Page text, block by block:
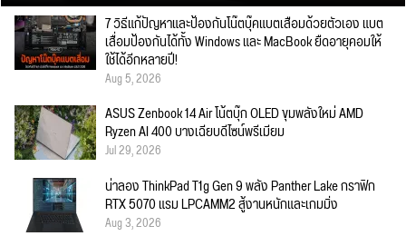
7 วิธีแก้ปัญหาและป้องกันโน๊ตบุ๊คแบตเสื่อมด้วยตัวเอง แบต
เสื่อมป้องกันได้ทั้ง Windows และ MacBook ยืดอายุคอมให้
ใช้ได้อีกหลายปี!
Aug 5, 2026
ASUS Zenbook 14 Air โน้ตบุ๊ก OLED ขุมพลังใหม่ AMD
Ryzen AI 400 บางเฉียบดีไซน์พรีเมียม
Jul 29, 2026
น่าลอง ThinkPad T1g Gen 9 พลัง Panther Lake กราฟิก
RTX 5070 แรม LPCAMM2 สู้งานหนักและเกมมิ่ง
Aug 3, 2026